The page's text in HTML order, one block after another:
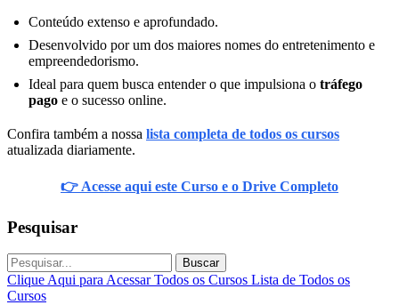
Conteúdo extenso e aprofundado.
Desenvolvido por um dos maiores nomes do entretenimento e
empreendedorismo.
Ideal para quem busca entender o que impulsiona o tráfego
pago e o sucesso online.
Confira também a nossa lista completa de todos os cursos
atualizada diariamente.
👉 Acesse aqui este Curso e o Drive Completo
Pesquisar
Buscar
Clique Aqui para Acessar Todos os Cursos Lista de Todos os
Cursos